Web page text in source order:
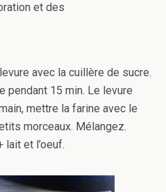
et des
avec la cuillère de sucre.
pendant 15 min. Le levure
mettre la farine avec le
morceaux. Mélangez.
lait et l’oeuf.